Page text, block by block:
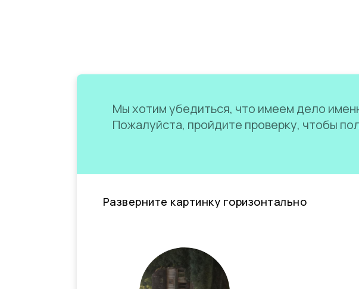
Мы хотим убедиться, что имеем дело
Пожалуйста, пройдите проверку, чтобы
Разверните картинку горизонтально